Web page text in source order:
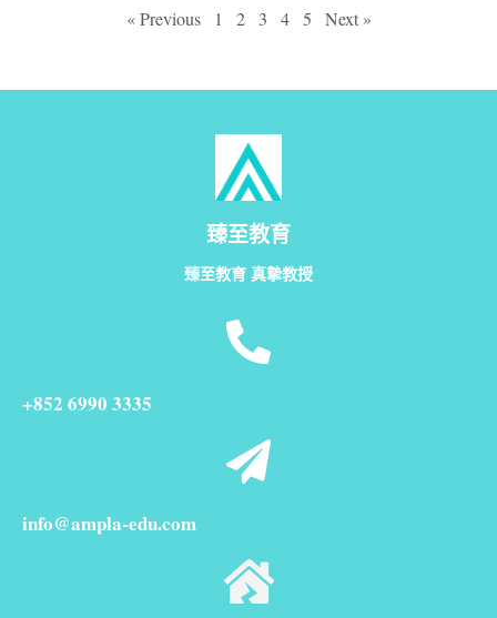
« Previous 1 2 3 4 5 Next »
臻至教育
臻至教育 真摯教授
+852 6990 3335
info@ampla-edu.com